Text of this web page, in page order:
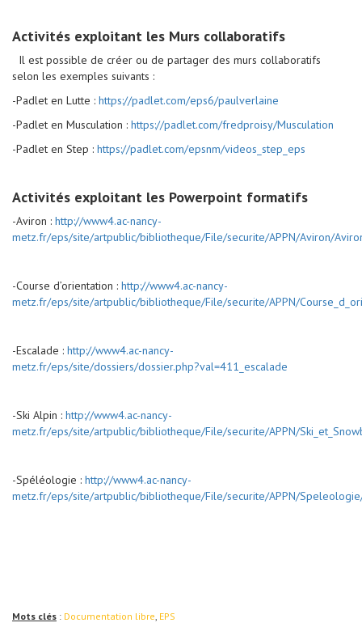
Activités exploitant les Murs collaboratifs
Il est possible de créer ou de partager des murs collaboratifs
selon les exemples suivants :
-Padlet en Lutte : https://padlet.com/eps6/paulverlaine
-Padlet en Musculation : https://padlet.com/fredproisy/Musculation
-Padlet en Step : https://padlet.com/epsnm/videos_step_eps
Activités exploitant les Powerpoint formatifs
-Aviron : http://www4.ac-nancy-
metz.fr/eps/site/artpublic/bibliotheque/File/securite/APPN/Aviron/
-Course d’orientation : http://www4.ac-nancy-
metz.fr/eps/site/artpublic/bibliotheque/File/securite/APPN/
-Escalade : http://www4.ac-nancy-
metz.fr/eps/site/dossiers/dossier.php?val=411_escalade
-Ski Alpin : http://www4.ac-nancy-
metz.fr/eps/site/artpublic/bibliotheque/File/securite/APPN/
-Spéléologie : http://www4.ac-nancy-
metz.fr/eps/site/artpublic/bibliotheque/File/securite/APPN/
Mots clés : Documentation libre, EPS